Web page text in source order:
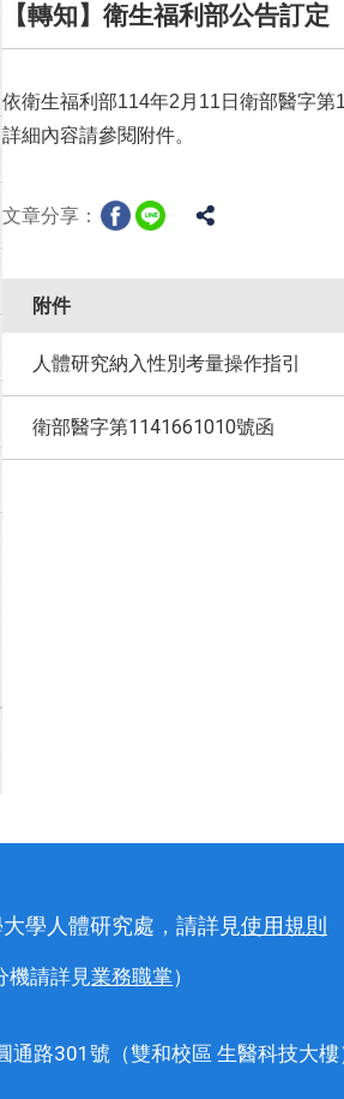
【轉知】衛生福利部公告訂
依衛生福利部114年2月11日衛部醫字第
詳細內容請參閱附件。
文章分享：
附件
人體研究納入性別考量操作指引
衛部醫字第1141661010號函
學人體研究處，請詳見使用規則
機請詳見業務職掌）
通路301號 （雙和校區 生醫科技大樓